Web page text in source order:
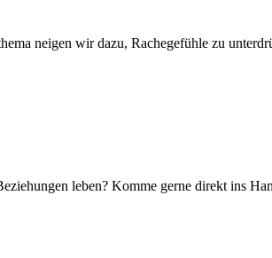
neigen wir dazu, Rachegefühle zu
leben? Komme gerne direkt ins